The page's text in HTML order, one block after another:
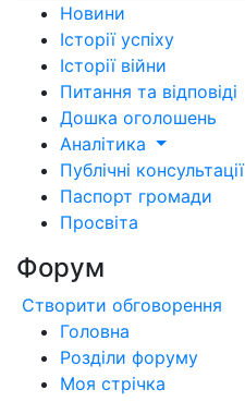
Новини
Історії успіху
Історії війни
Питання та відповіді
Дошка оголошень
Аналітика
Публічні консультації
Паспорт громади
Просвіта
Форум
Створити обговорення
Головна
Розділи форуму
Моя стрічка